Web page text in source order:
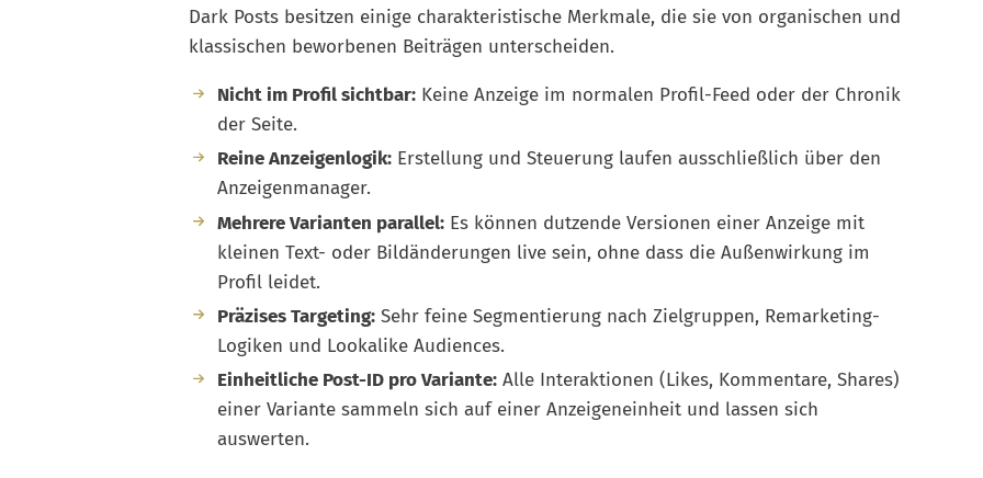
Dark Posts besitzen einige charakteristische Merkmale, die sie von organischen und
klassischen beworbenen Beiträgen unterscheiden.
Nicht im Profil sichtbar:Keine Anzeige im normalen Profil-Feed oder der Chronik
der Seite.
Reine Anzeigenlogik:Erstellung und Steuerung laufen ausschließlich über den
Anzeigenmanager.
Mehrere Varianten parallel:Es können dutzende Versionen einer Anzeige mit
kleinen Text- oder Bildänderungen live sein, ohne dass die Außenwirkung im
Profil leidet.
Präzises Targeting:Sehr feine Segmentierung nach Zielgruppen, Remarketing-
Logiken und Lookalike Audiences.
Einheitliche Post-ID pro Variante:Alle Interaktionen (Likes, Kommentare, Shares)
einer Variante sammeln sich auf einer Anzeigeneinheit und lassen sich
auswerten.